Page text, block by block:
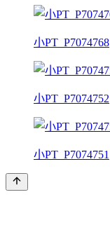
小PT_P7074768
小PT_P7074752
小PT_P7074751